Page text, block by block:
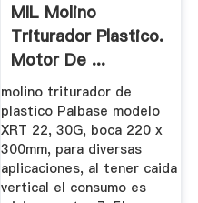
MIL Molino
Triturador Plastico.
Motor De ...
molino triturador de
plastico Palbase modelo
XRT 22, 30G, boca 220 x
300mm, para diversas
aplicaciones, al tener caida
vertical el consumo es